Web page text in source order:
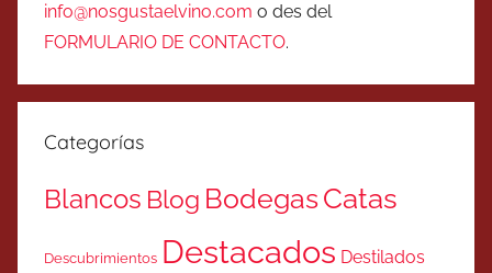
info@nosgustaelvino.com o des del
FORMULARIO DE CONTACTO.
Categorías
Blancos Blog BodegasCatas
Descubrimientos Destacados Destilados